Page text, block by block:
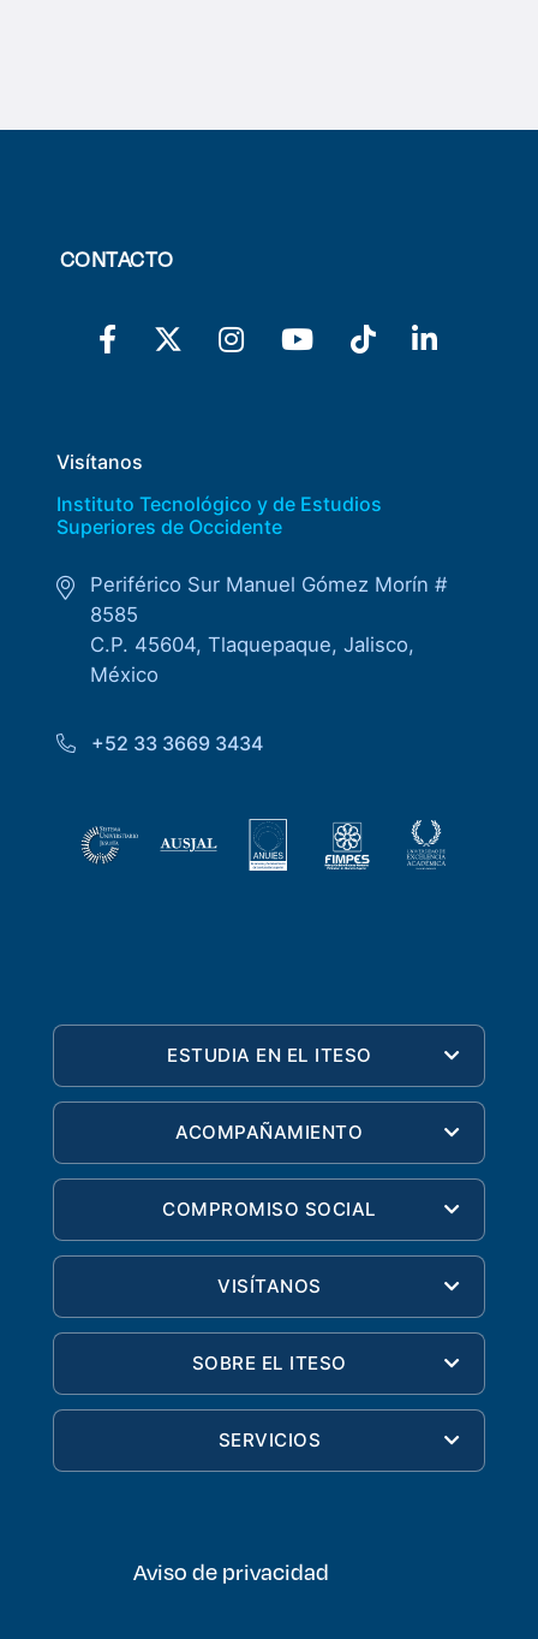
CONTACTO
Visítanos
Instituto Tecnológico y de Estudios
Superiores de Occidente
Periférico Sur Manuel Gómez Morín #
8585
C.P. 45604, Tlaquepaque, Jalisco,
México
+52 33 3669 3434
ESTUDIA EN EL ITESO
ACOMPAÑAMIENTO
COMPROMISO SOCIAL
VISÍTANOS
SOBRE EL ITESO
SERVICIOS
Aviso de privacidad